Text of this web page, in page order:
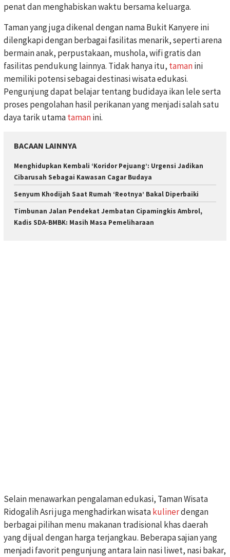
penat dan menghabiskan waktu bersama keluarga.
Taman yang juga dikenal dengan nama Bukit Kanyere ini
dilengkapi dengan berbagai fasilitas menarik, seperti arena
bermain anak, perpustakaan, mushola, wifi gratis dan
fasilitas pendukung lainnya. Tidak hanya itu, tamanini
memiliki potensi sebagai destinasi wisata edukasi.
Pengunjung dapat belajar tentang budidaya ikan lele serta
proses pengolahan hasil perikanan yang menjadi salah satu
daya tarik utamatamanini.
BACAAN LAINNYA
Menghidupkan Kembali ‘Koridor Pejuang’: Urgensi Jadikan
Cibarusah Sebagai Kawasan Cagar Budaya
Senyum Khodijah Saat Rumah ‘Reotnya’ Bakal Diperbaiki
Timbunan Jalan Pendekat Jembatan Cipamingkis Ambrol,
Kadis SDA-BMBK: Masih Masa Pemeliharaan
Selain menawarkan pengalaman edukasi, Taman Wisata
Ridogalih Asri juga menghadirkan wisatakulinerdengan
berbagai pilihan menu makanan tradisional khas daerah
yang dijual dengan harga terjangkau. Beberapa sajian yang
menjadi favorit pengunjung antara lain nasi liwet, nasi bakar,